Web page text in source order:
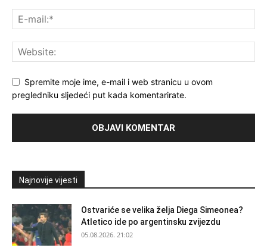
Spremite moje ime, e-mail i web stranicu u ovom
pregledniku sljedeći put kada komentarirate.
Najnovije vijesti
Ostvariće se velika želja Diega Simeonea?
Atletico ide po argentinsku zvijezdu
05.08.2026. 21:02